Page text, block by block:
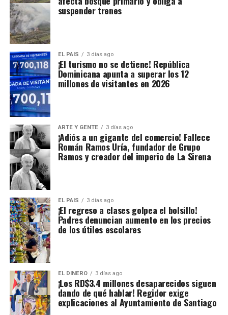
suspender trenes
EL PAIS 3 días ago
¡El turismo no se detiene! República
Dominicana apunta a superar los 12
millones de visitantes en 2026
ARTE Y GENTE 3 días ago
¡Adiós a un gigante del comercio! Fallece
Román Ramos Uría, fundador de Grupo
Ramos y creador del imperio de La Sirena
EL PAIS 3 días ago
¡El regreso a clases golpea el bolsillo!
Padres denuncian aumento en los precios
de los útiles escolares
EL DINERO 3 días ago
¡Los RD$3.4 millones desaparecidos siguen
dando de qué hablar! Regidor exige
explicaciones al Ayuntamiento de Santiago